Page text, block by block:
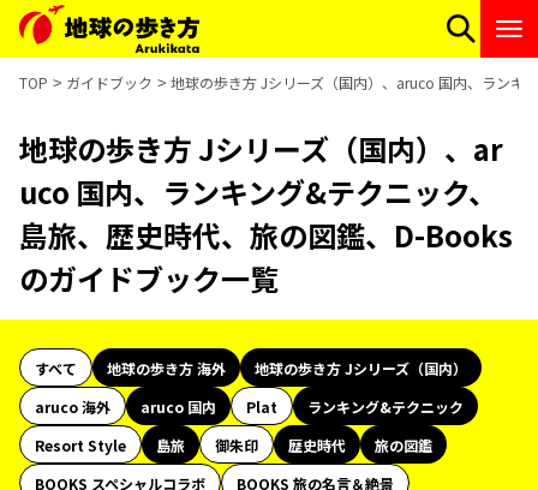
TOP ガイドブック 地球の歩き方 Jシリーズ（国内）、aruco 国内、ランキ
地球の歩き方 Jシリーズ（国内）、ar
uco 国内、ランキング&テクニック、
島旅、歴史時代、旅の図鑑、D-Books
のガイドブック一覧
すべて 地球の歩き方 海外
地球の歩き方 Jシリーズ（国内）
aruco 海外
aruco 国内 Plat
ランキング&テクニック
Resort Style
島旅 御朱印 歴史時代
旅の図鑑
BOOKS スペシャルコラボ
BOOKS 旅の名言＆絶景